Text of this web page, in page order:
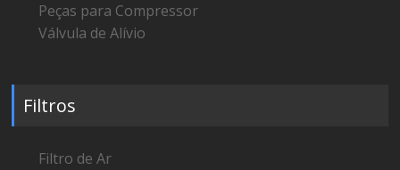
Peças para Compressor
Válvula de Alívio
Filtros
Filtro de Ar